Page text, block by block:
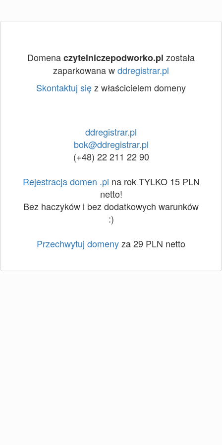
Domenaczytelniczepodworko.pl została
zaparkowana wddregistrar.pl
Skontaktuj sięz właścicielem domeny
ddregistrar.pl
bok@ddregistrar.pl
(+48) 22 211 22 90
Rejestracja domen .pl na rok TYLKO 15 PLN
netto!
Bez haczyków i bez dodatkowych warunków
:)
Przechwytuj domenyza 29 PLN netto